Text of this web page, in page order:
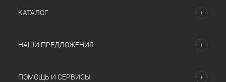
КАТАЛОГ
НАШИ ПРЕДЛОЖЕНИЯ
ПОМОЩЬ И СЕРВИСЫ